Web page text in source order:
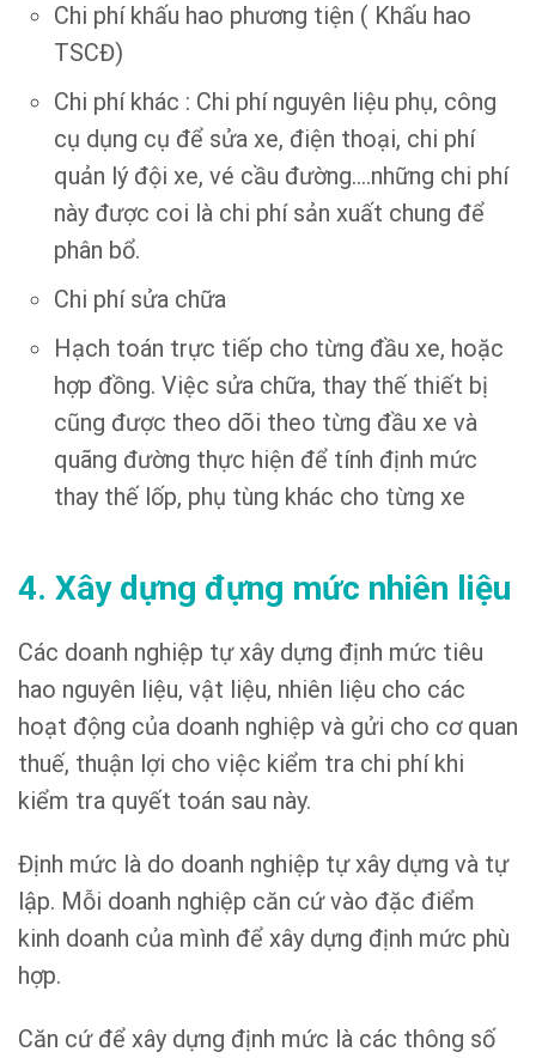
Chi phí khấu hao phương tiện ( Khấu hao
TSCĐ)
Chi phí khác : Chi phí nguyên liệu phụ, công
cụ dụng cụ để sửa xe, điện thoại, chi phí
quản lý đội xe, vé cầu đường….những chi phí
này được coi là chi phí sản xuất chung để
phân bổ.
Chi phí sửa chữa
Hạch toán trực tiếp cho từng đầu xe, hoặc
hợp đồng. Việc sửa chữa, thay thế thiết bị
cũng được theo dõi theo từng đầu xe và
quãng đường thực hiện để tính định mức
thay thế lốp, phụ tùng khác cho từng xe
4. Xây dựng đựng mức nhiên liệu
Các doanh nghiệp tự xây dựng định mức tiêu
hao nguyên liệu, vật liệu, nhiên liệu cho các
hoạt động của doanh nghiệp và gửi cho cơ quan
thuế, thuận lợi cho việc kiểm tra chi phí khi
kiểm tra quyết toán sau này.
Định mức là do doanh nghiệp tự xây dựng và tự
lập. Mỗi doanh nghiệp căn cứ vào đặc điểm
kinh doanh của mình để xây dựng định mức phù
hợp.
Căn cứ để xây dựng định mức là các thông số